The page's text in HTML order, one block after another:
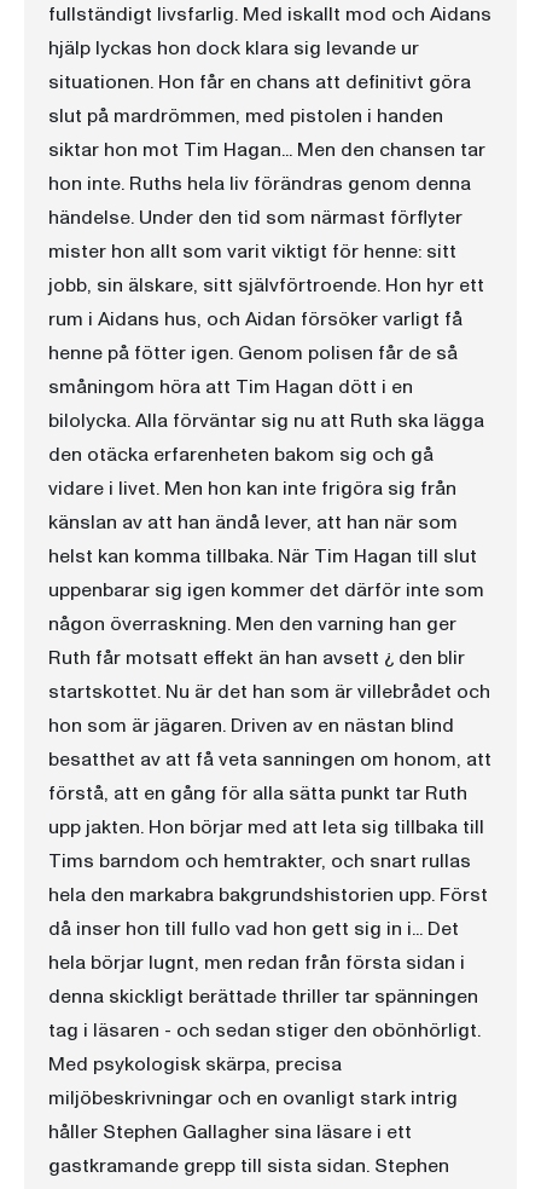
fullständigt livsfarlig. Med iskallt mod och Aidans
hjälp lyckas hon dock klara sig levande ur
situationen. Hon får en chans att definitivt göra
slut på mardrömmen, med pistolen i handen
siktar hon mot Tim Hagan... Men den chansen tar
hon inte. Ruths hela liv förändras genom denna
händelse. Under den tid som närmast förflyter
mister hon allt som varit viktigt för henne: sitt
jobb, sin älskare, sitt självförtroende. Hon hyr ett
rum i Aidans hus, och Aidan försöker varligt få
henne på fötter igen. Genom polisen får de så
småningom höra att Tim Hagan dött i en
bilolycka. Alla förväntar sig nu att Ruth ska lägga
den otäcka erfarenheten bakom sig och gå
vidare i livet. Men hon kan inte frigöra sig från
känslan av att han ändå lever, att han när som
helst kan komma tillbaka. När Tim Hagan till slut
uppenbarar sig igen kommer det därför inte som
någon överraskning. Men den varning han ger
Ruth får motsatt effekt än han avsett ¿ den blir
startskottet. Nu är det han som är villebrådet och
hon som är jägaren. Driven av en nästan blind
besatthet av att få veta sanningen om honom, att
förstå, att en gång för alla sätta punkt tar Ruth
upp jakten. Hon börjar med att leta sig tillbaka till
Tims barndom och hemtrakter, och snart rullas
hela den markabra bakgrundshistorien upp. Först
då inser hon till fullo vad hon gett sig in i... Det
hela börjar lugnt, men redan från första sidan i
denna skickligt berättade thriller tar spänningen
tag i läsaren - och sedan stiger den obönhörligt.
Med psykologisk skärpa, precisa
miljöbeskrivningar och en ovanligt stark intrig
håller Stephen Gallagher sina läsare i ett
gastkramande grepp till sista sidan. Stephen